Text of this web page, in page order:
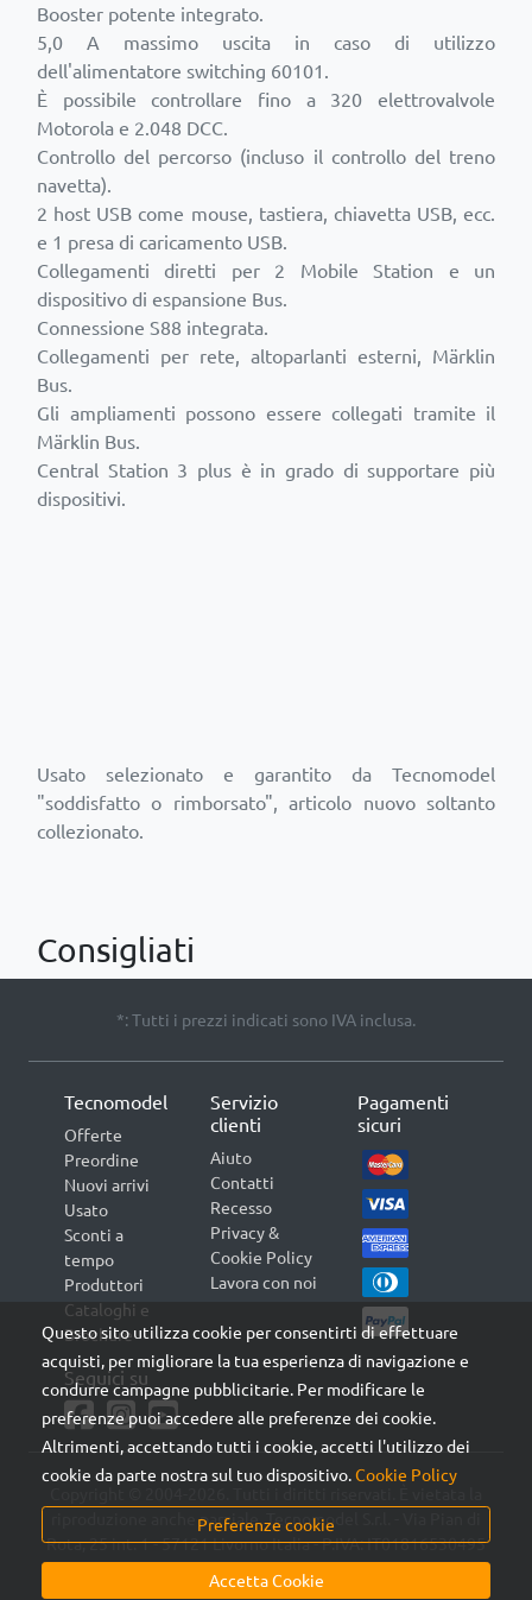
Booster potente integrato.
5,0 A massimo uscita in caso di utilizzo
dell'alimentatore switching 60101.
È possibile controllare fino a 320 elettrovalvole
Motorola e 2.048 DCC.
Controllo del percorso (incluso il controllo del treno
navetta).
2 host USB come mouse, tastiera, chiavetta USB, ecc.
e 1 presa di caricamento USB.
Collegamenti diretti per 2 Mobile Station e un
dispositivo di espansione Bus.
Connessione S88 integrata.
Collegamenti per rete, altoparlanti esterni, Märklin
Bus.
Gli ampliamenti possono essere collegati tramite il
Märklin Bus.
Central Station 3 plus è in grado di supportare più
dispositivi.
Usato selezionato e garantito da Tecnomodel
"soddisfatto o rimborsato", articolo nuovo soltanto
collezionato.
Consigliati
*: Tutti i prezzi indicati sono IVA inclusa.
Tecnomodel
Offerte
Preordine
Nuovi arrivi
Usato
Sconti a
tempo
Produttori
Cataloghi e
Brochure
Servizio
clienti
Aiuto
Contatti
Recesso
Privacy &
Cookie Policy
Lavora con noi
Pagamenti
sicuri
Seguici su
riproduzione anche parziale. Tecnomodel S.r.l. - Via Pian di
Rota, 25 int. 1 - 57121 Livorno Italia - P.IVA: IT01816530495
Questo sito utilizza cookie per consentirti di effettuare
acquisti, per migliorare la tua esperienza di navigazione e
condurre campagne pubblicitarie. Per modificare le
preferenze puoi accedere alle preferenze dei cookie.
Altrimenti, accettando tutti i cookie, accetti l'utilizzo dei
cookie da parte nostra sul tuo dispositivo.Cookie Policy
Preferenze cookie
Accetta Cookie